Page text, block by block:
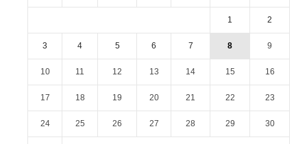
1 2
3 4 5 6 7 8 9
10 11 12 13 14 15 16
17 18 19 20 21 22 23
24 25 26 27 28 29 30